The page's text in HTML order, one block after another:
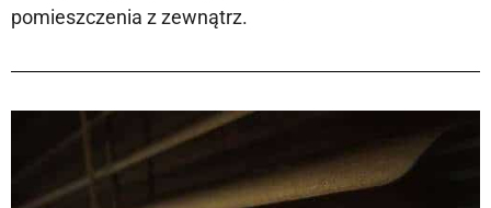
pomieszczenia z zewnątrz.